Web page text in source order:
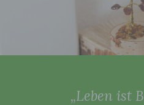
„Leben ist